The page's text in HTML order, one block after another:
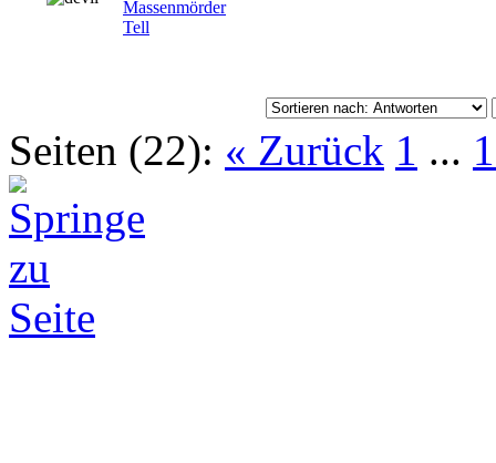
Massenmörder
Tell
Seiten (22): « Zurück 1 ...